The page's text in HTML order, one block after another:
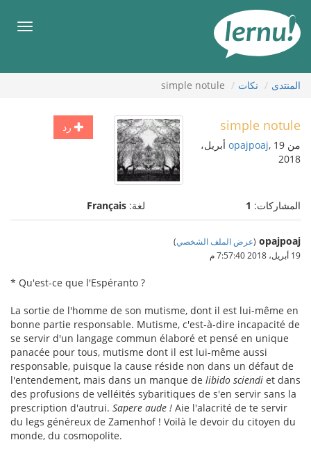
المحتويات
قائمة
المنتدى نكات simple notule
رد simple notule
من opajpoaj , 19 أبريل،
2018
المشاركات: 1 لغة: Français
opajpoaj
(عرض الملف الشخصي)
19 أبريل، 2018 7:57:40 م
* Qu'est-ce que l'Espéranto ?
La sortie de l'homme de son mutisme, dont il est lui-même en
bonne partie responsable. Mutisme, c'est-à-dire incapacité de
se servir d'un langage commun élaboré et pensé en unique
panacée pour tous, mutisme dont il est lui-même aussi
responsable, puisque la cause réside non dans un défaut de
l'entendement, mais dans un manque de libido sciendi et dans
des profusions de velléités sybaritiques de s'en servir sans la
prescription d'autrui. Sapere aude ! Aie l'alacrité de te servir
du legs généreux de Zamenhof ! Voilà le devoir du citoyen du
monde, du cosmopolite.